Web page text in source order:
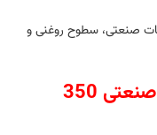
صنعتی، سطوح روغنی و
مزایای استفاده از بخارشوی صنعتی 350